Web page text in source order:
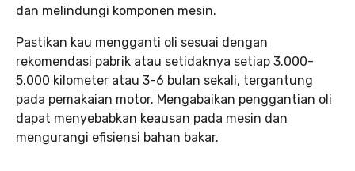
dan melindungi komponen mesin.
Pastikan kau mengganti oli sesuai dengan
rekomendasi pabrik atau setidaknya setiap 3.000-
5.000 kilometer atau 3-6 bulan sekali, tergantung
pada pemakaian motor. Mengabaikan penggantian oli
dapat menyebabkan keausan pada mesin dan
mengurangi efisiensi bahan bakar.